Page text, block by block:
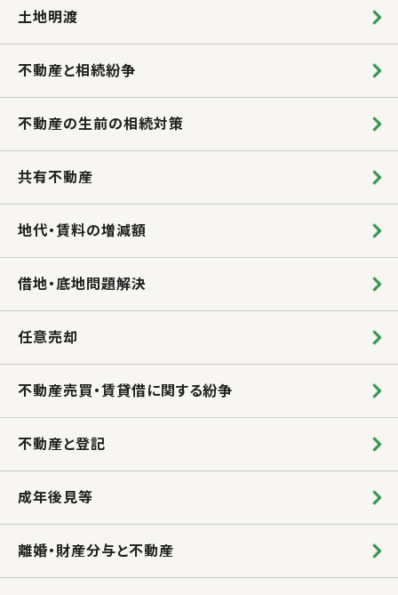
土地明渡
不動産と相続紛争
不動産の生前の相続対策
共有不動産
地代・賃料の増減額
借地・底地問題解決
任意売却
不動産売買・賃貸借に関する紛争
不動産と登記
成年後見等
離婚・財産分与と不動産